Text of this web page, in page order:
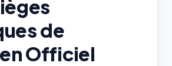
de
Officiel